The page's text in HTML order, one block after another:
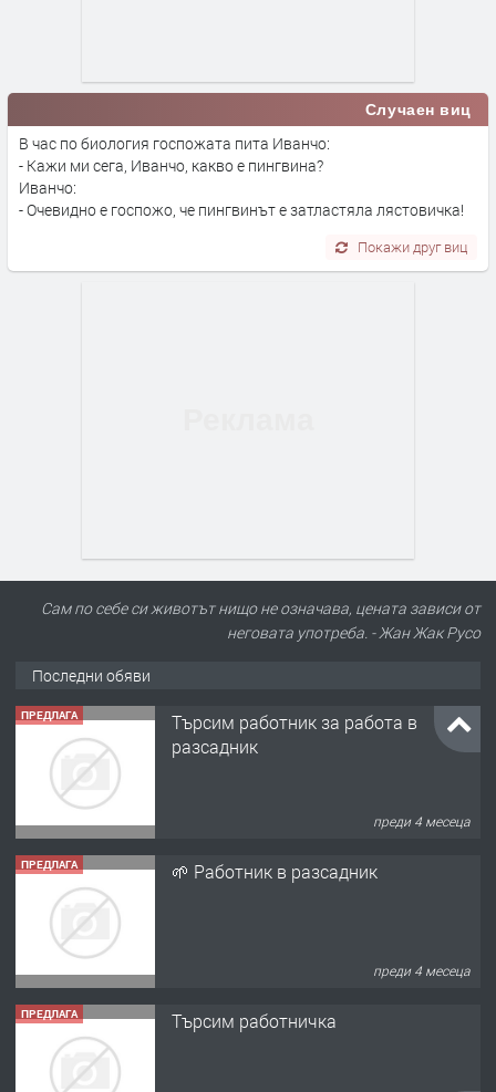
Случаен виц
В час по биология госпожата пита Иванчо:
- Кажи ми сега, Иванчо, какво е пингвина?
Иванчо:
- Очевидно е госпожо, че пингвинът е затластяла лястовичка!
Покажи друг виц
Сам по себе си животът нищо не означава, цената зависи от
неговата употреба. - Жан Жак Русо
Последни обяви
ПРЕДЛАГА
Търсим работник за работа в
разсадник
ПРЕДЛАГА 🌱 Работник в разсадник
преди 4 месеца
ПРЕДЛАГА Търсим работничка
преди 10 месеца
ПРЕДЛАГА
Продава употребявани чисти и